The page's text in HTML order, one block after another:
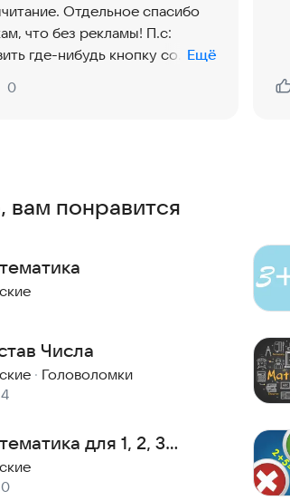
спасибо
что без рекламы! П.с:
где-нибудь кнопку со
скачивания
дней искала в
нет😂. Хотела
Ещё
0
вам понравится
Числа
· Головоломки
для 1, 2, 3